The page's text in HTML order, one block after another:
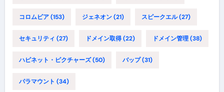
コロムビア(153) ジェネオン(21) スピークエル(27)
セキュリティ (27) ドメイン取得(22) ドメイン管理(38)
ハピネット・ピクチャーズ(50) バップ(31)
パラマウント (34)